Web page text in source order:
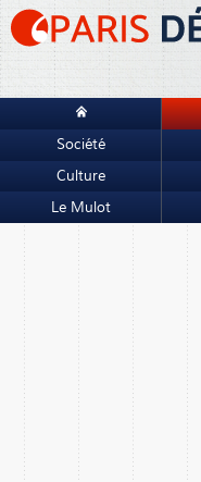
Société
Culture
Le Mulot